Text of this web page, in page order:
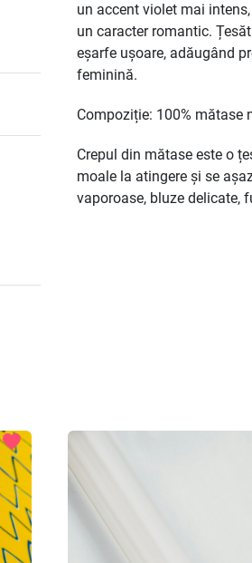
un accent violet mai
un caracter romantic.
eșarfe ușoare, adăugând
feminină.
Compoziție: 100% mătase
Crepul din mătase este o
moale la atingere și se
vaporoase, bluze delicate,
favorite